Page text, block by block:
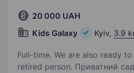
20 000 UAH
Kids Galaxy
Kyiv, 3.9
Full-time. We are also ready
retired person. Приватний садочок Kids Galaxy